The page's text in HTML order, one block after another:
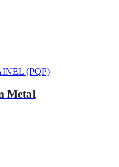
(PQP)
Metal